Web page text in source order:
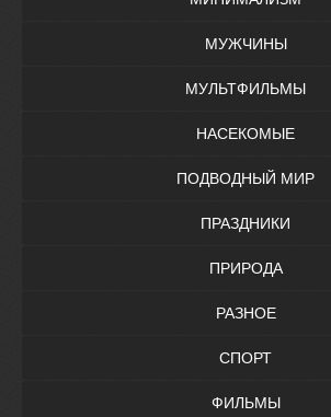
МУЖЧИНЫ
МУЛЬТФИЛЬМЫ
НАСЕКОМЫЕ
ПОДВОДНЫЙ МИР
ПРАЗДНИКИ
ПРИРОДА
РАЗНОЕ
СПОРТ
ФИЛЬМЫ